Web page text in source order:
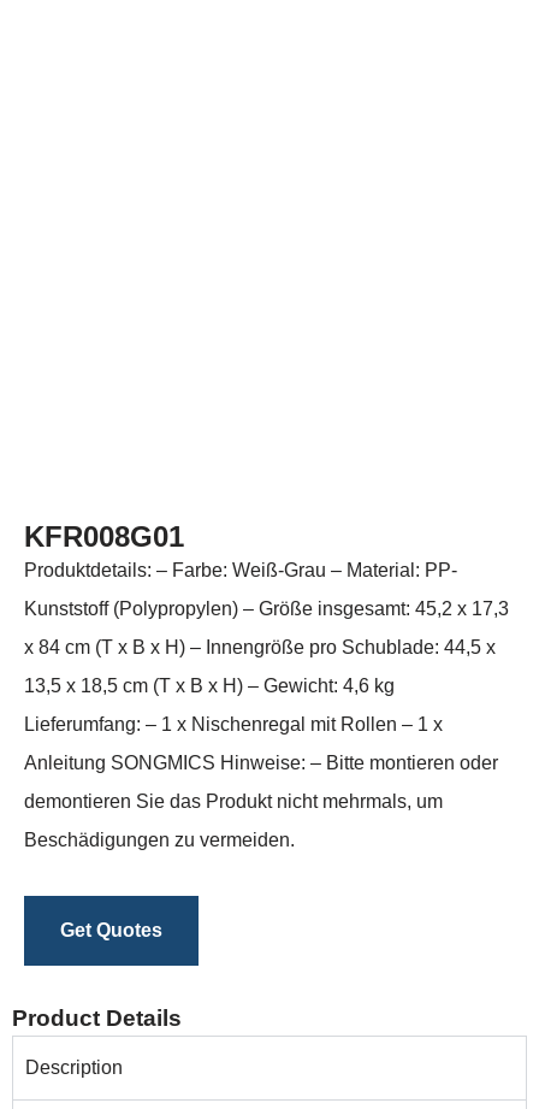
KFR008G01
Produktdetails: – Farbe: Weiß-Grau – Material: PP-
Kunststoff (Polypropylen) – Größe insgesamt: 45,2 x 17,3
x 84 cm (T x B x H) – Innengröße pro Schublade: 44,5 x
13,5 x 18,5 cm (T x B x H) – Gewicht: 4,6 kg
Lieferumfang: – 1 x Nischenregal mit Rollen – 1 x
Anleitung SONGMICS Hinweise: – Bitte montieren oder
demontieren Sie das Produkt nicht mehrmals, um
Beschädigungen zu vermeiden.
Get Quotes
Product Details
Description